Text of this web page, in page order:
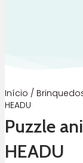
Início /
HEADU
Puzzle
HEADU